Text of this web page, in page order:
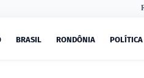
BRASIL RONDÔNIA POLÍTICA